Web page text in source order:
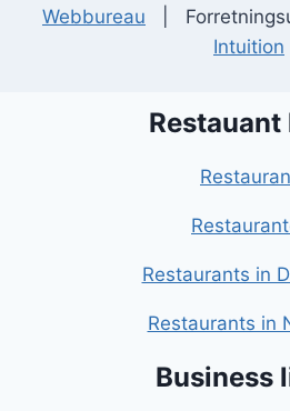
Webbureau |
Intuition
Restauant
Restaurants in
Restaurants in
Business